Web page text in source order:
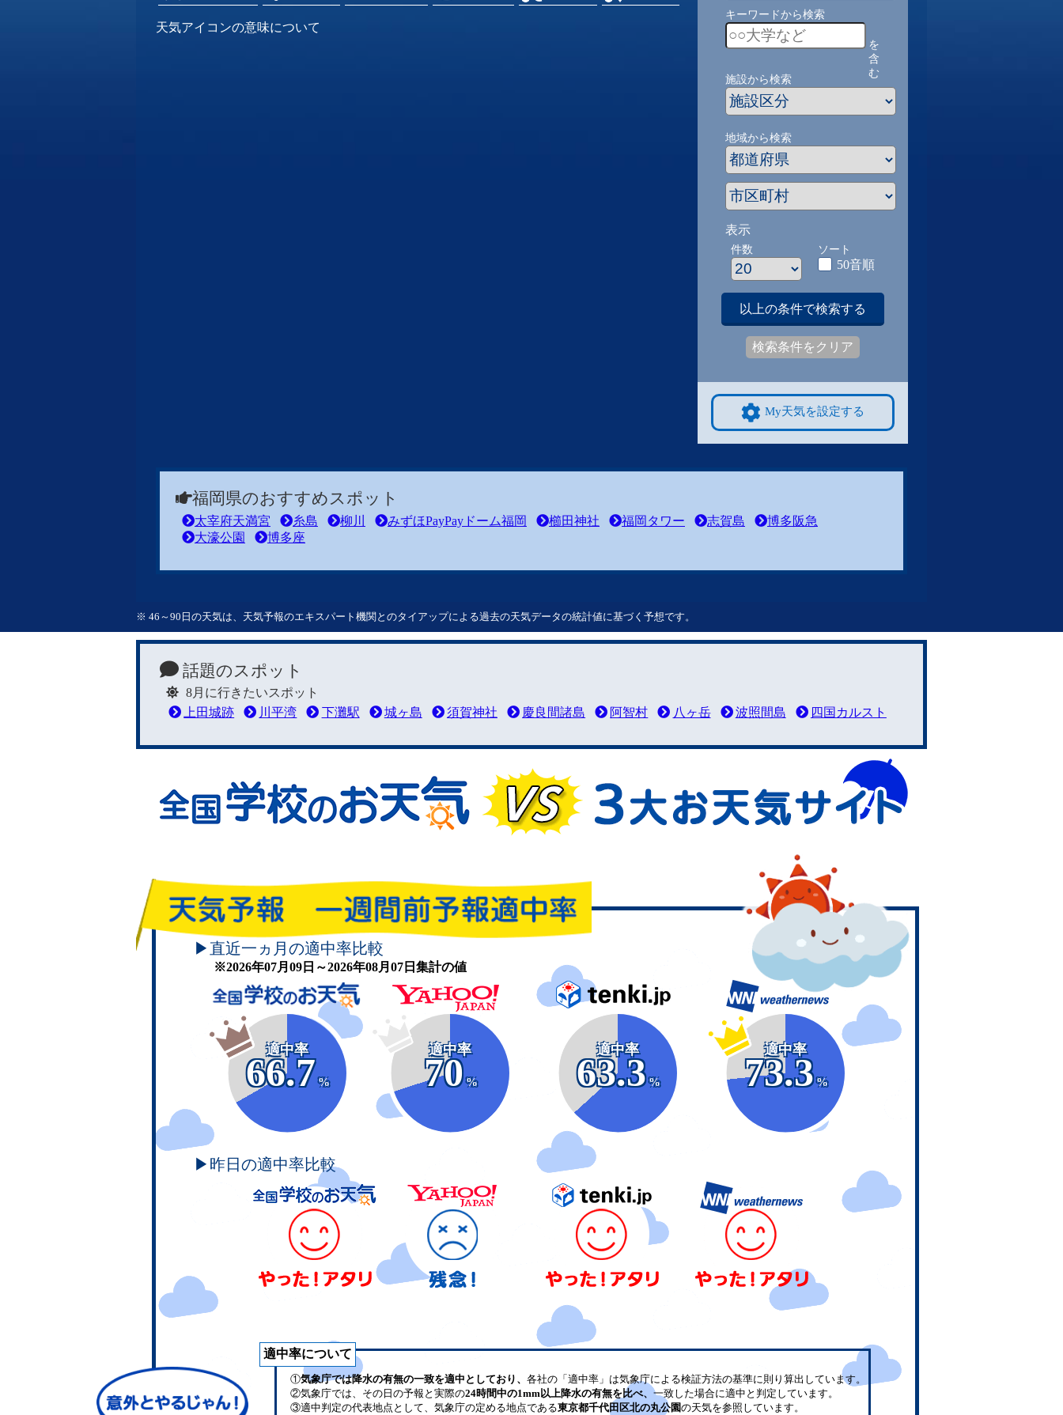
天気アイコンの意味について
キーワードから検索
を
含
む
施設から検索
地域から検索
表示
件数 ソート
50音順
以上の条件で検索する
検索条件をクリア
My天気を設定する
福岡県のおすすめスポット
太宰府天満宮 糸島 柳川 みずほPayPayドーム福岡 櫛田神社 福岡タワー 志賀島
博多阪急
大濠公園
博多座
※ 46～90日の天気は、天気予報のエキスパート機関とのタイアップによる過去の天気データの統計値に基づく予想です。
話題のスポット
8月に行きたいスポット
上田城跡
川平湾 下灘駅 城ヶ島 須賀神社 慶良間諸島 阿智村 八ヶ岳 波照間島 四国カルスト
▶直近一ヵ月の適中率比較
※2026年07月09日～2026年08月07日集計の値
適中率
66.7
%
適中率
70
%
適中率
63.3
%
適中率
73.3
%
▶昨日の適中率比較
適中率について
①気象庁では降水の有無の一致を適中としており、 各社の「適中率」は気象庁による検証方法の基準に則り算出しています。
②気象庁では、その日の予報と実際の24時間中の1mm以上降水の有無を比べ、 一致した場合に適中と判定しています。
③適中判定の代表地点として、気象庁の定める地点である東京都千代田区北の丸公園の天気を参照しています。